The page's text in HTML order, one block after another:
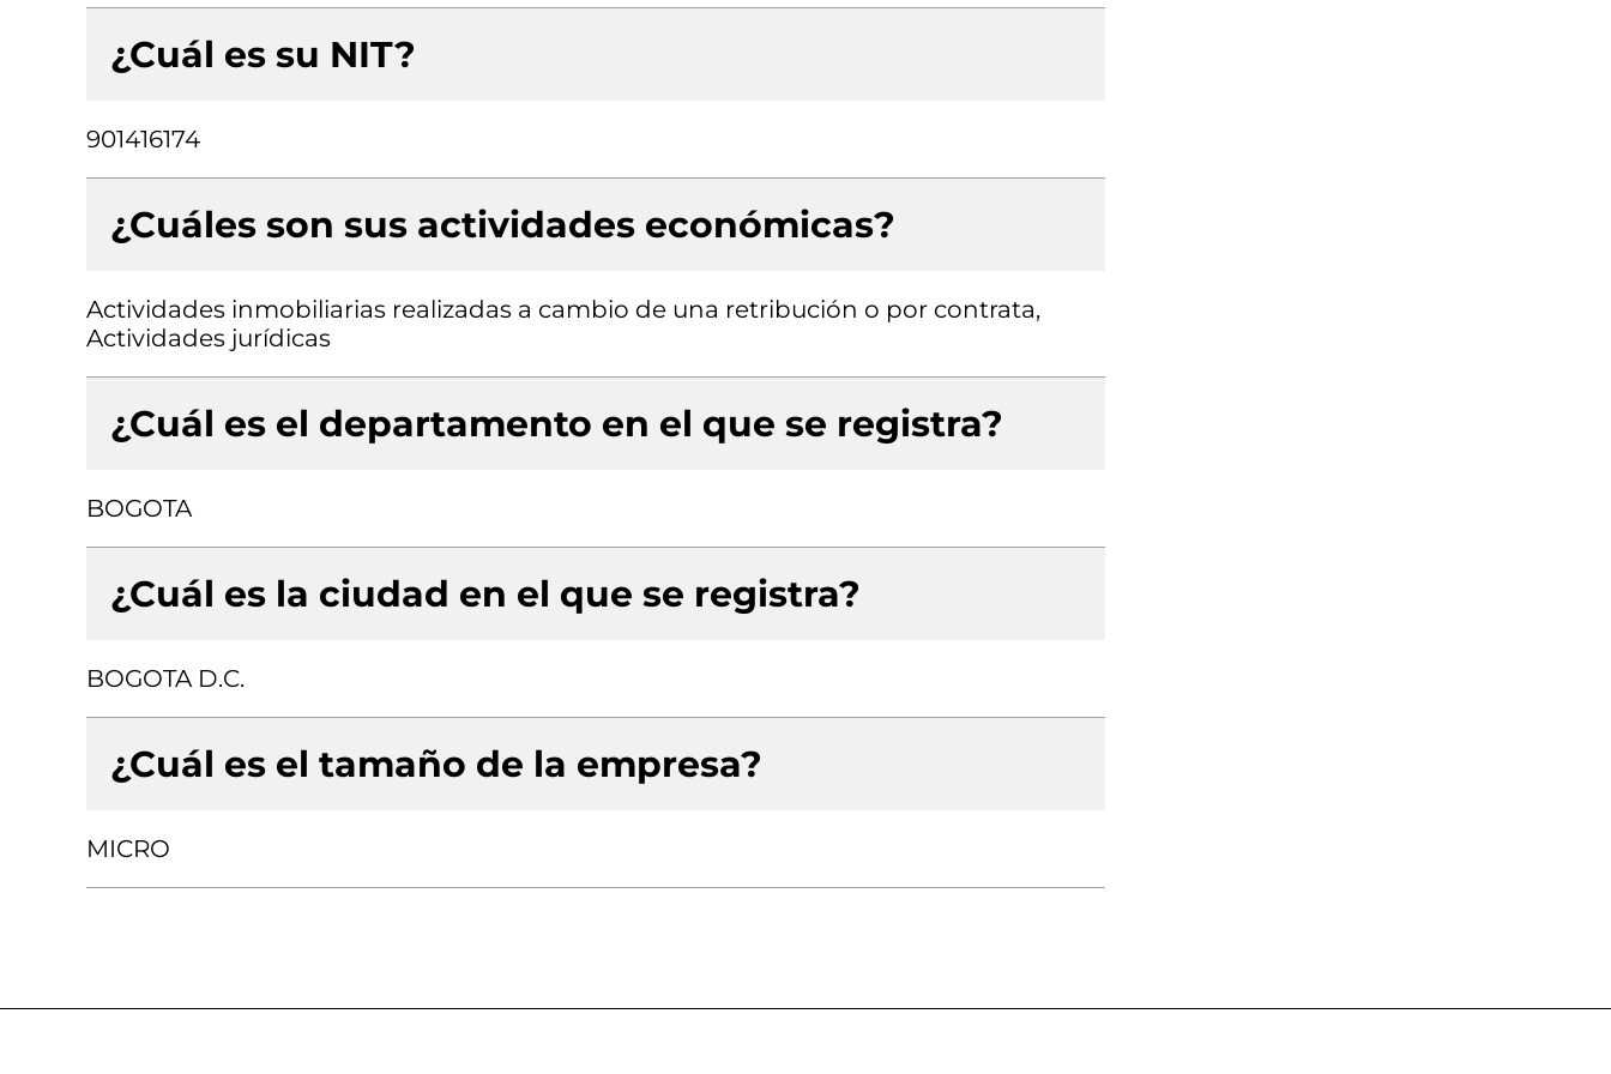
¿Cuál es su NIT?
901416174
¿Cuáles son sus actividades económicas?
Actividades inmobiliarias realizadas a cambio de una retribución o por contrata,
Actividades jurídicas
¿Cuál es el departamento en el que se registra?
BOGOTA
¿Cuál es la ciudad en el que se registra?
BOGOTA D.C.
¿Cuál es el tamaño de la empresa?
MICRO